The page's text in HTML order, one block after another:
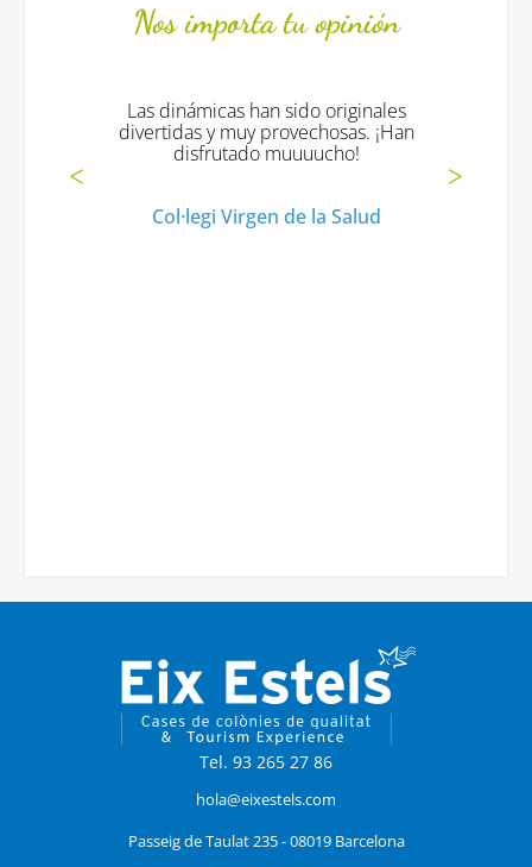
Nos importa tu opinión
Las dinámicas han sido originales
divertidas y muy provechosas. ¡Han
disfrutado muuuucho!
Col·legi Virgen de la Salud
Tel. 93 265 27 86
hola@eixestels.com
Passeig de Taulat 235 - 08019 Barcelona